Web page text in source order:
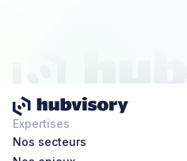
Expertises
Nos secteurs